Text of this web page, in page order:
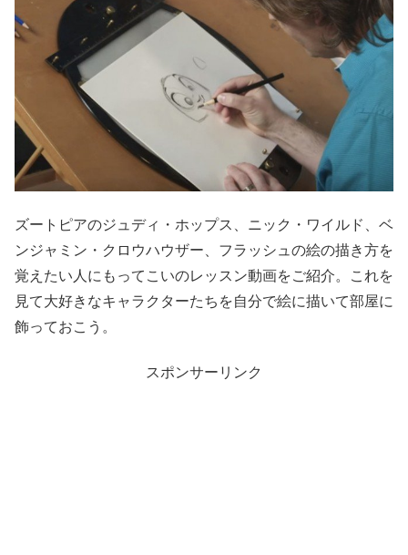
ズートピアのジュディ・ホップス、ニック・ワイルド、ベ
ンジャミン・クロウハウザー、フラッシュの絵の描き方を
覚えたい人にもってこいのレッスン動画をご紹介。これを
見て大好きなキャラクターたちを自分で絵に描いて部屋に
飾っておこう。
スポンサーリンク